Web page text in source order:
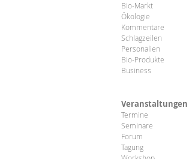
Bio-Markt
Ökologie
Kommentare
Schlagzeilen
Personalien
Bio-Produkte
Business
Veranstaltungen
Termine
Seminare
Forum
Tagung